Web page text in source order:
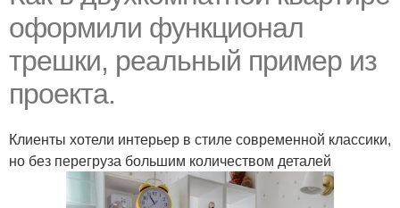
оформили функционал
трешки, реальный пример из
проекта.
Клиенты хотели интерьер в стиле современной классики,
но без перегруза большим количеством деталей